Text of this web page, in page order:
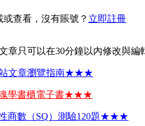
或查看，沒有賬號？ 立即註冊
章只可以在30分鐘以內修改與
文章瀏覽指南★★★
學書櫃電子書★★★
商數（SQ）測驗120題★★★